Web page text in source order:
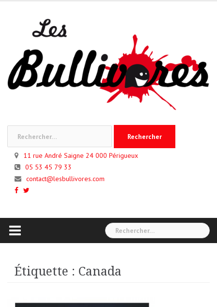
11 rue André Saigne 24 000 Périgueux
05 53 45 79 33
contact@lesbullivores.com
Rechercher :
Étiquette : Canada